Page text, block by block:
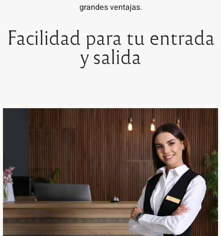
grandes ventajas.
Facilidad para tu entrada
y salida